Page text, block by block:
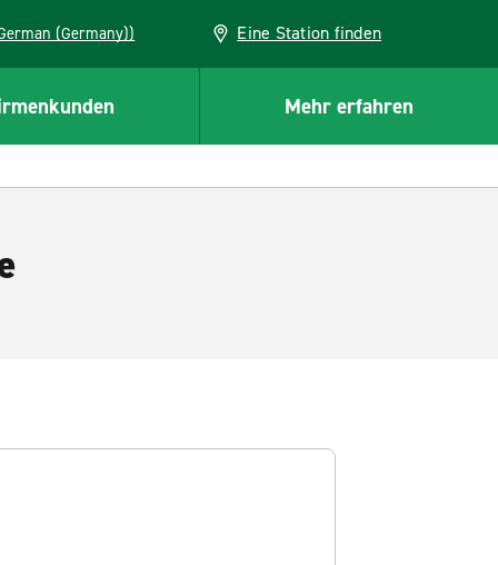
(German (Germany)) Eine Station finden
Mehr erfahren